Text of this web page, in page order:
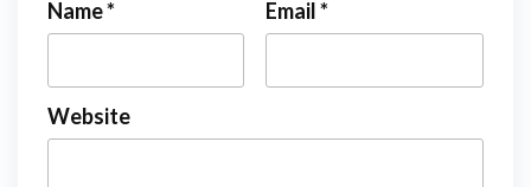
Name* Email*
Website